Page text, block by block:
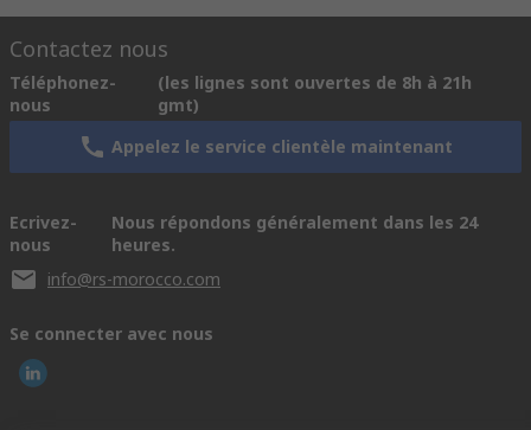
Contactez nous
Téléphonez-
nous
(les lignes sont ouvertes de 8h à 21h
gmt)
Appelez le service clientèle maintenant
Ecrivez-
nous
Nous répondons généralement dans les 24
heures.
info@rs-morocco.com
Se connecter avec nous